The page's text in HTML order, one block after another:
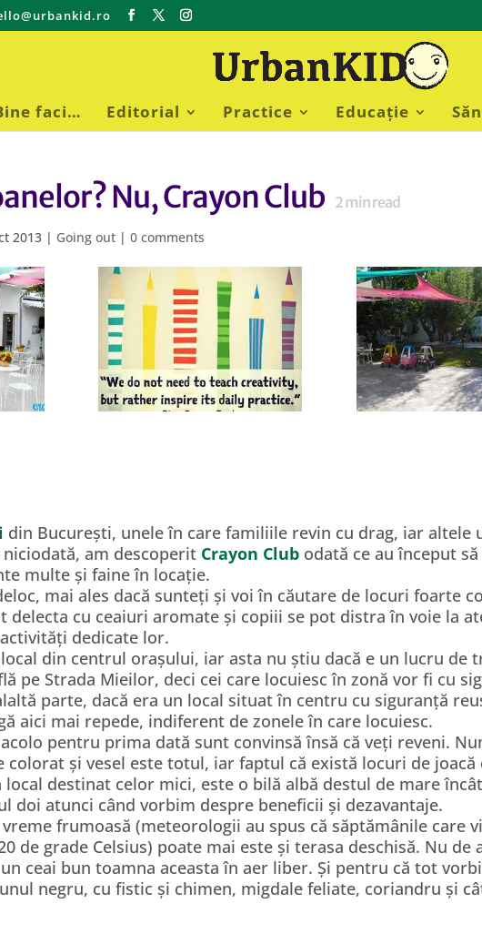
faci… Editorial Practice Educație
Nu, Crayon Club 2min read
2013 | Going out |0 comments
din București, unele în care familiile revin cu drag, iar altele
am descoperit Crayon Club odată ce au început să
multe și faine în locație.
mai ales dacă sunteți și voi în căutare de locuri foarte
delecta cu ceaiuri aromate și copiii se pot distra în voie la
dedicate lor.
din centrul orașului, iar asta nu știu dacă e un lucru de
pe Strada Mieilor, deci cei care locuiesc în zonă vor fi cu
parte, dacă era un local situat în centru cu siguranță
aici mai repede, indiferent de zonele în care locuiesc.
pentru prima dată sunt convinsă însă că veți reveni.
colorat și vesel este totul, iar faptul că există locuri de joacă
destinat celor mici, este o bilă albă destul de mare
doi atunci când vorbim despre beneficii și dezavantaje.
frumoasă (meteorologii au spus că săptămânile care
de grade Celsius) poate mai este și terasa deschisă. Nu de
ceai bun toamna aceasta în aer liber. Și pentru că tot
negru, cu fistic și chimen, migdale feliate, coriandru și